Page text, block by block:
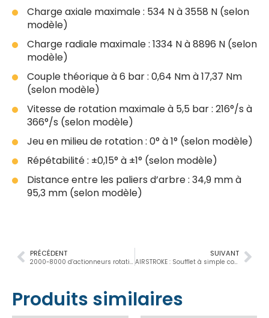
Charge axiale maximale : 534 N à 3558 N (selon
modèle)
Charge radiale maximale : 1334 N à 8896 N (selon
modèle)
Couple théorique à 6 bar : 0,64 Nm à 17,37 Nm
(selon modèle)
Vitesse de rotation maximale à 5,5 bar : 216°/s à
366°/s (selon modèle)
Jeu en milieu de rotation : 0° à 1° (selon modèle)
Répétabilité : ±0,15° à ±1° (selon modèle)
Distance entre les paliers d’arbre : 34,9 mm à
95,3 mm (selon modèle)
SUIVANT
AIRSTROKE : Soufflet à simple convolut
PRÉCÉDENT
Produits similaires